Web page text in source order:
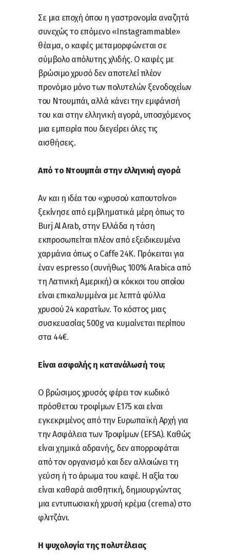
Σε μια εποχή όπου η γαστρονομία αναζητά
συνεχώς το επόμενο «Instagrammable»
θέαμα, ο καφές μεταμορφώνεται σε
σύμβολο απόλυτης χλιδής. Ο καφές με
βρώσιμο χρυσό δεν αποτελεί πλέον
προνόμιο μόνο των πολυτελών ξενοδοχείων
του Ντουμπάι, αλλά κάνει την εμφάνισή
του και στην ελληνική αγορά, υποσχόμενος
μια εμπειρία που διεγείρει όλες τις
αισθήσεις.
Από το Ντουμπάι στην ελληνική αγορά
Αν και η ιδέα του «χρυσού καπουτσίνο»
ξεκίνησε από εμβληματικά μέρη όπως το
Burj Al Arab, στην Ελλάδα η τάση
εκπροσωπείται πλέον από εξειδικευμένα
χαρμάνια όπως ο Caffe 24K. Πρόκειται για
έναν espresso (συνήθως 100% Arabica από
τη Λατινική Αμερική) οι κόκκοι του οποίου
είναι επικαλυμμένοι με λεπτά φύλλα
χρυσού 24 καρατίων. Το κόστος μιας
συσκευασίας 500g να κυμαίνεται περίπου
στα 44€.
Είναι ασφαλής η κατανάλωσή του;
Ο βρώσιμος χρυσός φέρει τον κωδικό
πρόσθετου τροφίμων E175 και είναι
εγκεκριμένος από την Ευρωπαϊκή Αρχή για
την Ασφάλεια των Τροφίμων (EFSA). Καθώς
είναι χημικά αδρανής, δεν απορροφάται
από τον οργανισμό και δεν αλλοιώνει τη
γεύση ή το άρωμα του καφέ. Η αξία του
είναι καθαρά αισθητική, δημιουργώντας
μια εντυπωσιακή χρυσή κρέμα (crema) στο
φλιτζάνι.
Η ψυχολογία της πολυτέλειας